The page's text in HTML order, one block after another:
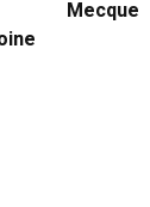
Mecque